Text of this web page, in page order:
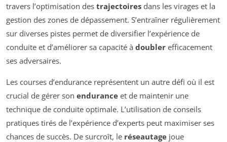
travers l’optimisation des trajectoires dans les virages et la
gestion des zones de dépassement. S’entraîner régulièrement
sur diverses pistes permet de diversifier l’expérience de
conduite et d’améliorer sa capacité à doubler efficacement
ses adversaires.
Les courses d’endurance représentent un autre défi où il est
crucial de gérer son endurance et de maintenir une
technique de conduite optimale. L’utilisation de conseils
pratiques tirés de l’expérience d’experts peut maximiser ses
chances de succès. De surcroît, le réseautage joue